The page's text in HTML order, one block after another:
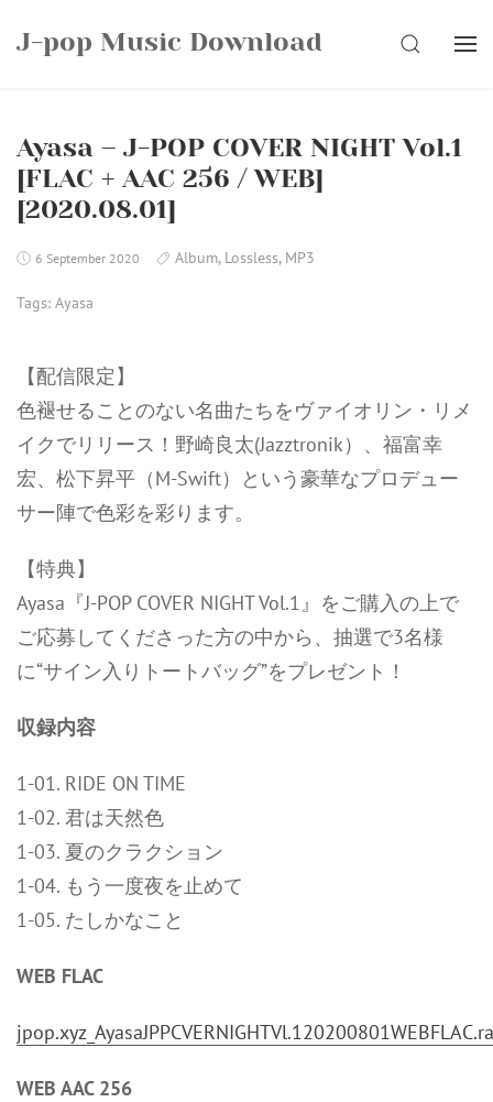
J-pop Music Download SEARCH
Ayasa – J-POP COVER NIGHT Vol.1
[FLAC + AAC 256 / WEB]
[2020.08.01]
6 September 2020 Album, Lossless, MP3
Tags: Ayasa
【配信限定】
色褪せることのない名曲たちをヴァイオリン・リメ
イクでリリース！野崎良太(Jazztronik）、福富幸
宏、松下昇平（M-Swift）という豪華なプロデュー
サー陣で色彩を彩ります。
【特典】
Ayasa『J-POP COVER NIGHT Vol.1』をご購入の上で
ご応募してくださった方の中から、抽選で3名様
に“サイン入りトートバッグ”をプレゼント！
収録内容
1-01. RIDE ON TIME
1-02. 君は天然色
1-03. 夏のクラクション
1-04. もう一度夜を止めて
1-05. たしかなこと
WEB FLAC
WEB AAC 256